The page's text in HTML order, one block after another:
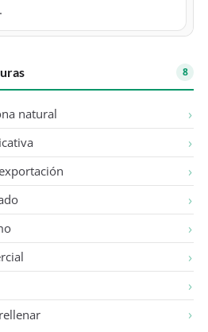
11 de abril de 2025
enviar modelo de factura
8
natural